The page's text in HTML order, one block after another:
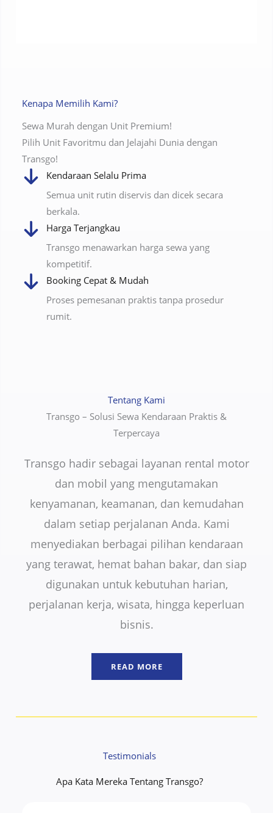
Kenapa Memilih Kami?
Sewa Murah dengan Unit Premium!
Pilih Unit Favoritmu dan Jelajahi Dunia dengan
Transgo!
Kendaraan Selalu Prima
Semua unit rutin diservis dan dicek secara
berkala.
Harga Terjangkau
Transgo menawarkan harga sewa yang
kompetitif.
Booking Cepat & Mudah
Proses pemesanan praktis tanpa prosedur
rumit.
Tentang Kami
Transgo – Solusi Sewa Kendaraan Praktis &
Terpercaya
Transgo hadir sebagai layanan rental motor
dan mobil yang mengutamakan
kenyamanan, keamanan, dan kemudahan
dalam setiap perjalanan Anda. Kami
menyediakan berbagai pilihan kendaraan
yang terawat, hemat bahan bakar, dan siap
digunakan untuk kebutuhan harian,
perjalanan kerja, wisata, hingga keperluan
bisnis.
READ MORE
Testimonials
Apa Kata Mereka Tentang Transgo?